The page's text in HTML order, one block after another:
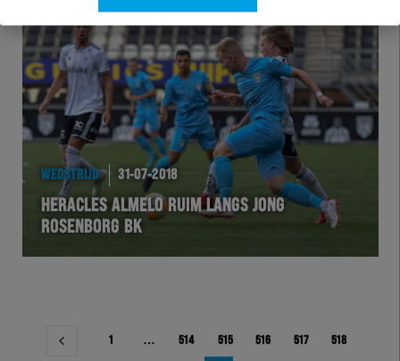
WEDSTRIJD 31-07-2018
HERACLES ALMELO RUIM LANGS JONG
ROSENBORG BK
Berichtnavigatie
1 … 514 515 516 517 518